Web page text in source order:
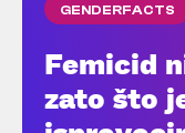
GENDERFACTS
Femicid
zato što